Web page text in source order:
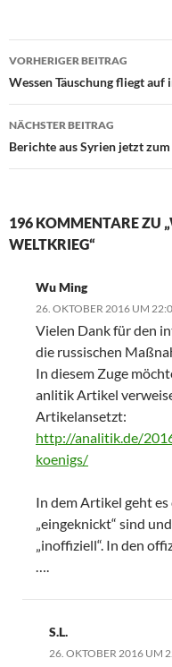
VORHERIGER BEITRAG
Wessen Täuschung fliegt auf
NÄCHSTER BEITRAG
Berichte aus Syrien jetzt
196 KOMMENTARE ZU
WELTKRIEG“
Wu Ming
26. OKTOBER 2016 UM
Vielen Dank für den
die russischen
In diesem Zuge
anlitik Artikel
Artikelansetzt:
http://analitik.de/
koenigs/
In dem Artikel geht
„eingeknickt“ sind
„inoffiziell“. In den
….
S.L.
26. OKTOBER 2016 UM